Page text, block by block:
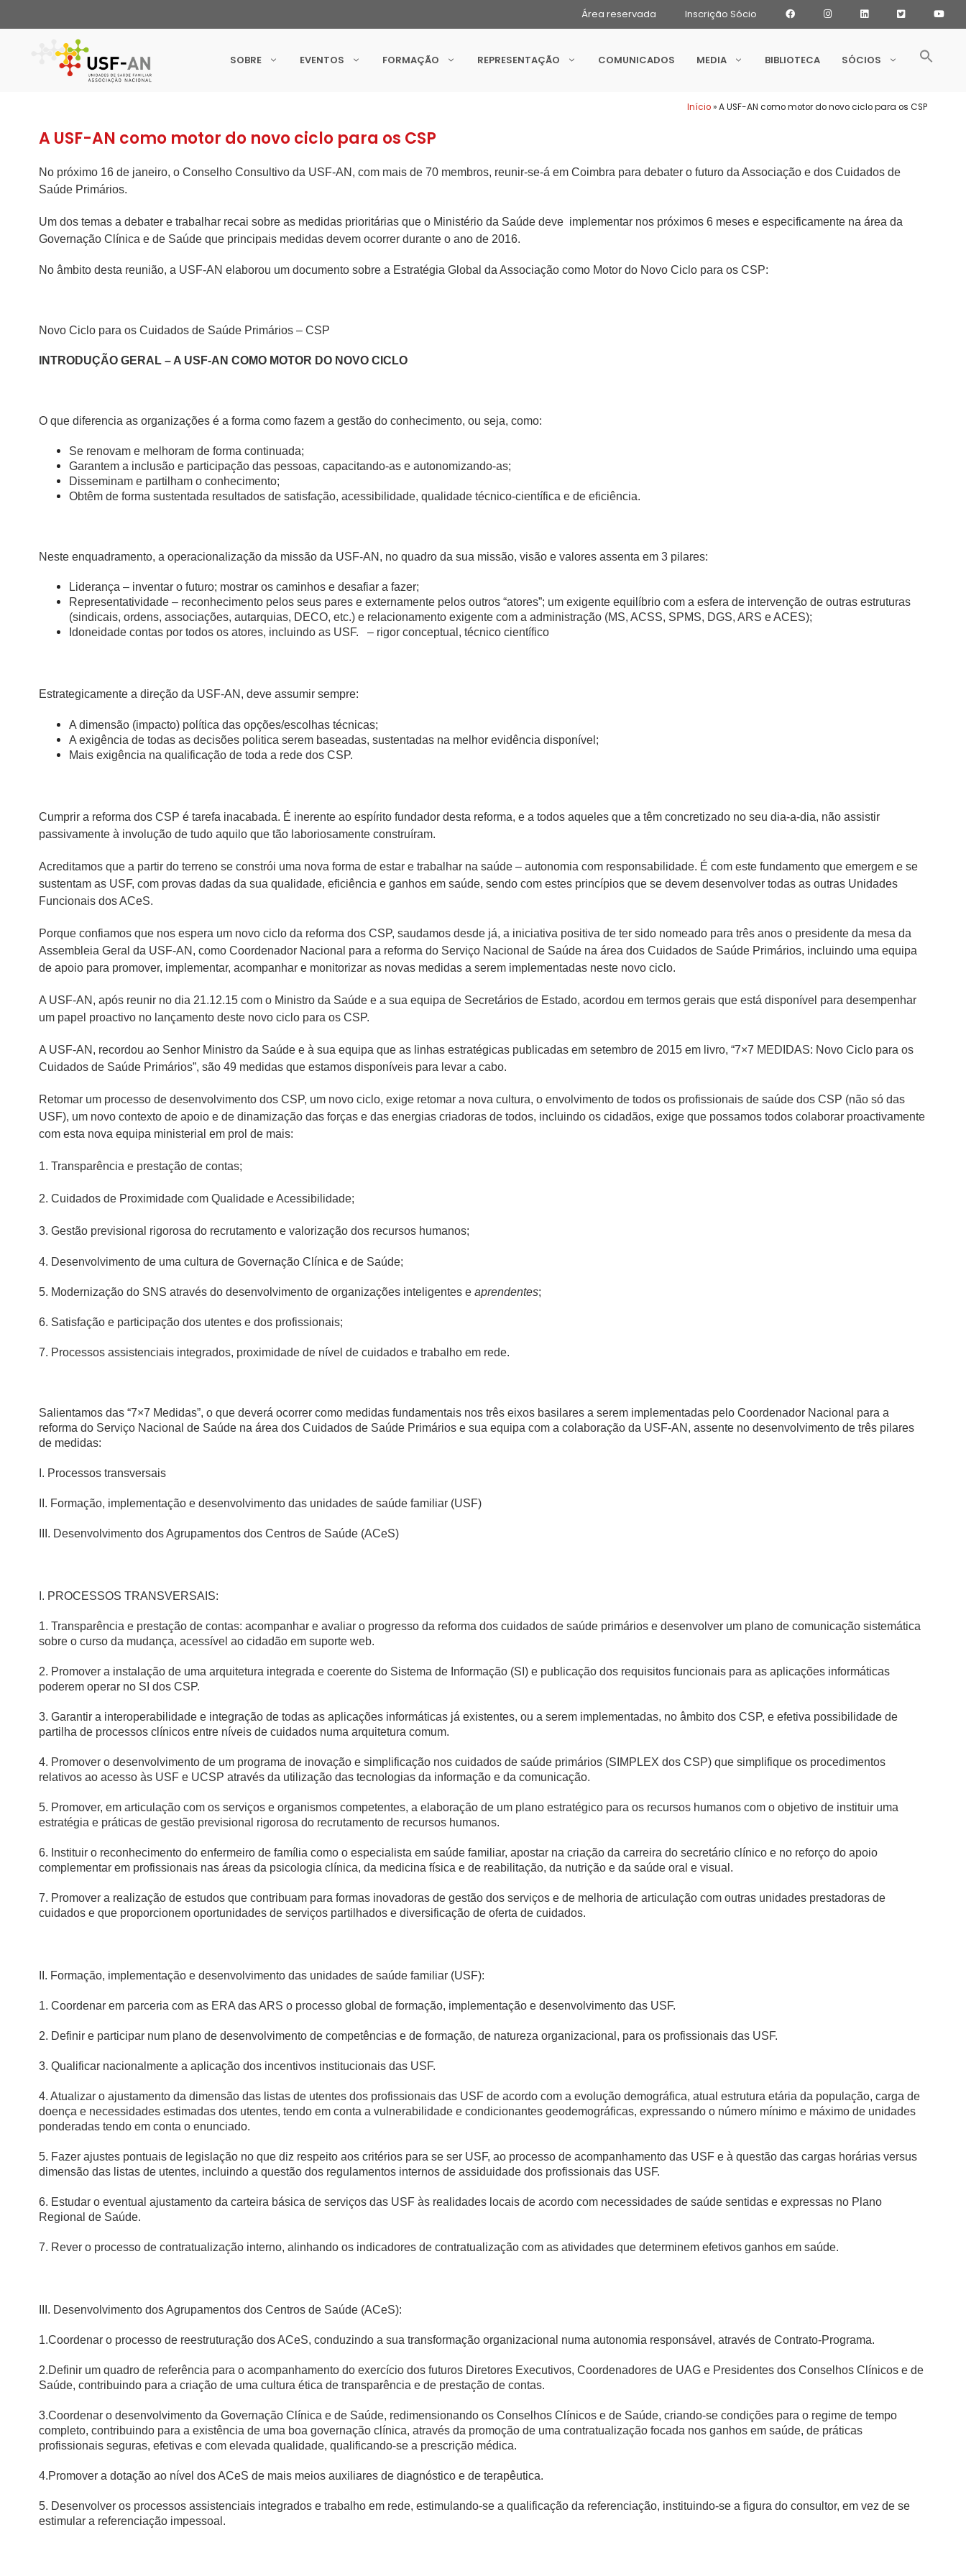
Área reservada Inscrição Sócio
SOBRE EVENTOS FORMAÇÃO REPRESENTAÇÃO COMUNICADOS MEDIA BIBLIOTECA SÓCIOS
Início»A USF-AN como motor do novo ciclo para os CSP
A USF-AN como motor do novo ciclo para os CSP
No próximo 16 de janeiro, o Conselho Consultivo da USF-AN, com mais de 70 membros, reunir-se-á em Coimbra para debater o futuro da Associação e dos Cuidados de
Saúde Primários.
Um dos temas a debater e trabalhar recai sobre as medidas prioritárias que o Ministério da Saúde deve implementar nos próximos 6 meses e especificamente na área da
Governação Clínica e de Saúde que principais medidas devem ocorrer durante o ano de 2016.
No âmbito desta reunião, a USF-AN elaborou um documento sobre a Estratégia Global da Associação como Motor do Novo Ciclo para os CSP:
Novo Ciclo para os Cuidados de Saúde Primários – CSP
INTRODUÇÃO GERAL – A USF-AN COMO MOTOR DO NOVO CICLO
O que diferencia as organizações é a forma como fazem a gestão do conhecimento, ou seja, como:
Se renovam e melhoram de forma continuada;
Garantem a inclusão e participação das pessoas, capacitando-as e autonomizando-as;
Disseminam e partilham o conhecimento;
Obtêm de forma sustentada resultados de satisfação, acessibilidade, qualidade técnico-científica e de eficiência.
Neste enquadramento, a operacionalização da missão da USF-AN, no quadro da sua missão, visão e valores assenta em 3 pilares:
Liderança – inventar o futuro; mostrar os caminhos e desafiar a fazer;
Representatividade – reconhecimento pelos seus pares e externamente pelos outros “atores”; um exigente equilíbrio com a esfera de intervenção de outras estruturas
(sindicais, ordens, associações, autarquias, DECO, etc.) e relacionamento exigente com a administração (MS, ACSS, SPMS, DGS, ARS e ACES);
Idoneidade contas por todos os atores, incluindo as USF. – rigor conceptual, técnico científico
Estrategicamente a direção da USF-AN, deve assumir sempre:
A dimensão (impacto) política das opções/escolhas técnicas;
A exigência de todas as decisões politica serem baseadas, sustentadas na melhor evidência disponível;
Mais exigência na qualificação de toda a rede dos CSP.
Cumprir a reforma dos CSP é tarefa inacabada. É inerente ao espírito fundador desta reforma, e a todos aqueles que a têm concretizado no seu dia-a-dia, não assistir
passivamente à involução de tudo aquilo que tão laboriosamente construíram.
Acreditamos que a partir do terreno se constrói uma nova forma de estar e trabalhar na saúde – autonomia com responsabilidade. É com este fundamento que emergem e se
sustentam as USF, com provas dadas da sua qualidade, eficiência e ganhos em saúde, sendo com estes princípios que se devem desenvolver todas as outras Unidades
Funcionais dos ACeS.
Porque confiamos que nos espera um novo ciclo da reforma dos CSP, saudamos desde já, a iniciativa positiva de ter sido nomeado para três anos o presidente da mesa da
Assembleia Geral da USF-AN, como Coordenador Nacional para a reforma do Serviço Nacional de Saúde na área dos Cuidados de Saúde Primários, incluindo uma equipa
de apoio para promover, implementar, acompanhar e monitorizar as novas medidas a serem implementadas neste novo ciclo.
A USF-AN, após reunir no dia 21.12.15 com o Ministro da Saúde e a sua equipa de Secretários de Estado, acordou em termos gerais que está disponível para desempenhar
um papel proactivo no lançamento deste novo ciclo para os CSP.
A USF-AN, recordou ao Senhor Ministro da Saúde e à sua equipa que as linhas estratégicas publicadas em setembro de 2015 em livro, “7×7 MEDIDAS: Novo Ciclo para os
Cuidados de Saúde Primários”, são 49 medidas que estamos disponíveis para levar a cabo.
Retomar um processo de desenvolvimento dos CSP, um novo ciclo, exige retomar a nova cultura, o envolvimento de todos os profissionais de saúde dos CSP (não só das
USF), um novo contexto de apoio e de dinamização das forças e das energias criadoras de todos, incluindo os cidadãos, exige que possamos todos colaborar proactivamente
com esta nova equipa ministerial em prol de mais:
1. Transparência e prestação de contas;
2. Cuidados de Proximidade com Qualidade e Acessibilidade;
3. Gestão previsional rigorosa do recrutamento e valorização dos recursos humanos;
4. Desenvolvimento de uma cultura de Governação Clínica e de Saúde;
5. Modernização do SNS através do desenvolvimento de organizações inteligentes e aprendentes;
6. Satisfação e participação dos utentes e dos profissionais;
7. Processos assistenciais integrados, proximidade de nível de cuidados e trabalho em rede.
Salientamos das “7×7 Medidas”, o que deverá ocorrer como medidas fundamentais nos três eixos basilares a serem implementadas pelo Coordenador Nacional para a
reforma do Serviço Nacional de Saúde na área dos Cuidados de Saúde Primários e sua equipa com a colaboração da USF-AN, assente no desenvolvimento de três pilares
de medidas:
I. Processos transversais
II. Formação, implementação e desenvolvimento das unidades de saúde familiar (USF)
III. Desenvolvimento dos Agrupamentos dos Centros de Saúde (ACeS)
I. PROCESSOS TRANSVERSAIS:
1. Transparência e prestação de contas: acompanhar e avaliar o progresso da reforma dos cuidados de saúde primários e desenvolver um plano de comunicação sistemática
sobre o curso da mudança, acessível ao cidadão em suporte web.
2. Promover a instalação de uma arquitetura integrada e coerente do Sistema de Informação (SI) e publicação dos requisitos funcionais para as aplicações informáticas
poderem operar no SI dos CSP.
3. Garantir a interoperabilidade e integração de todas as aplicações informáticas já existentes, ou a serem implementadas, no âmbito dos CSP, e efetiva possibilidade de
partilha de processos clínicos entre níveis de cuidados numa arquitetura comum.
4. Promover o desenvolvimento de um programa de inovação e simplificação nos cuidados de saúde primários (SIMPLEX dos CSP) que simplifique os procedimentos
relativos ao acesso às USF e UCSP através da utilização das tecnologias da informação e da comunicação.
5. Promover, em articulação com os serviços e organismos competentes, a elaboração de um plano estratégico para os recursos humanos com o objetivo de instituir uma
estratégia e práticas de gestão previsional rigorosa do recrutamento de recursos humanos.
6. Instituir o reconhecimento do enfermeiro de família como o especialista em saúde familiar, apostar na criação da carreira do secretário clínico e no reforço do apoio
complementar em profissionais nas áreas da psicologia clínica, da medicina física e de reabilitação, da nutrição e da saúde oral e visual.
7. Promover a realização de estudos que contribuam para formas inovadoras de gestão dos serviços e de melhoria de articulação com outras unidades prestadoras de
cuidados e que proporcionem oportunidades de serviços partilhados e diversificação de oferta de cuidados.
II. Formação, implementação e desenvolvimento das unidades de saúde familiar (USF):
1. Coordenar em parceria com as ERA das ARS o processo global de formação, implementação e desenvolvimento das USF.
2. Definir e participar num plano de desenvolvimento de competências e de formação, de natureza organizacional, para os profissionais das USF.
3. Qualificar nacionalmente a aplicação dos incentivos institucionais das USF.
4. Atualizar o ajustamento da dimensão das listas de utentes dos profissionais das USF de acordo com a evolução demográfica, atual estrutura etária da população, carga de
doença e necessidades estimadas dos utentes, tendo em conta a vulnerabilidade e condicionantes geodemográficas, expressando o número mínimo e máximo de unidades
ponderadas tendo em conta o enunciado.
5. Fazer ajustes pontuais de legislação no que diz respeito aos critérios para se ser USF, ao processo de acompanhamento das USF e à questão das cargas horárias versus
dimensão das listas de utentes, incluindo a questão dos regulamentos internos de assiduidade dos profissionais das USF.
6. Estudar o eventual ajustamento da carteira básica de serviços das USF às realidades locais de acordo com necessidades de saúde sentidas e expressas no Plano
Regional de Saúde.
7. Rever o processo de contratualização interno, alinhando os indicadores de contratualização com as atividades que determinem efetivos ganhos em saúde.
III. Desenvolvimento dos Agrupamentos dos Centros de Saúde (ACeS):
1.Coordenar o processo de reestruturação dos ACeS, conduzindo a sua transformação organizacional numa autonomia responsável, através de Contrato-Programa.
2.Definir um quadro de referência para o acompanhamento do exercício dos futuros Diretores Executivos, Coordenadores de UAG e Presidentes dos Conselhos Clínicos e de
Saúde, contribuindo para a criação de uma cultura ética de transparência e de prestação de contas.
3.Coordenar o desenvolvimento da Governação Clínica e de Saúde, redimensionando os Conselhos Clínicos e de Saúde, criando-se condições para o regime de tempo
completo, contribuindo para a existência de uma boa governação clínica, através da promoção de uma contratualização focada nos ganhos em saúde, de práticas
profissionais seguras, efetivas e com elevada qualidade, qualificando-se a prescrição médica.
4.Promover a dotação ao nível dos ACeS de mais meios auxiliares de diagnóstico e de terapêutica.
5. Desenvolver os processos assistenciais integrados e trabalho em rede, estimulando-se a qualificação da referenciação, instituindo-se a figura do consultor, em vez de se
estimular a referenciação impessoal.